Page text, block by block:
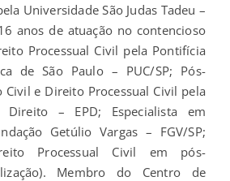
Universidade São Judas Tadeu –
anos de atuação no contencioso
Processual Civil pela Pontifícia
de São Paulo – PUC/SP; Pós-
e Direito Processual Civil pela
Direito – EPD; Especialista em
Getúlio Vargas – FGV/SP;
Processual Civil em pós-
Membro do Centro de